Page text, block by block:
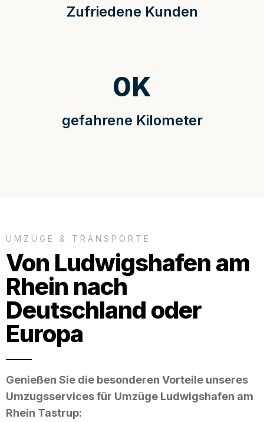
Zufriedene Kunden
gefahrene Kilometer
0K
UMZÜGE & TRANSPORTE
Von Ludwigshafen am
Rhein nach
Deutschland oder
Europa
Genießen Sie die besonderen Vorteile unseres
Umzugsservices für Umzüge Ludwigshafen am
Rhein Tastrup: